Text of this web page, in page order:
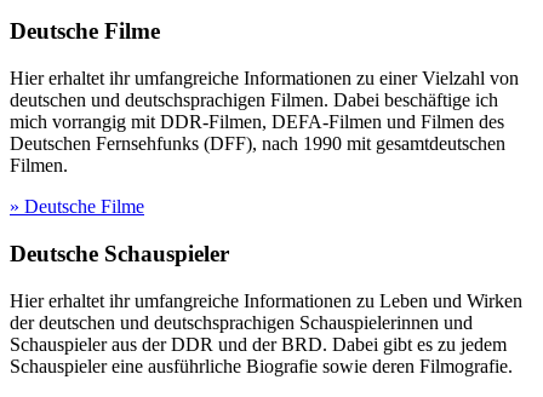
Deutsche Filme
Hier erhaltet ihr umfangreiche Informationen zu einer Vielzahl von
deutschen und deutschsprachigen Filmen. Dabei beschäftige ich
mich vorrangig mit DDR-Filmen, DEFA-Filmen und Filmen des
Deutschen Fernsehfunks (DFF), nach 1990 mit gesamtdeutschen
Filmen.
» Deutsche Filme
Deutsche Schauspieler
Hier erhaltet ihr umfangreiche Informationen zu Leben und Wirken
der deutschen und deutschsprachigen Schauspielerinnen und
Schauspieler aus der DDR und der BRD. Dabei gibt es zu jedem
Schauspieler eine ausführliche Biografie sowie deren Filmografie.